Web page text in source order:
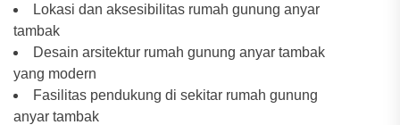
Lokasi dan aksesibilitas rumah gunung anyar
tambak
Desain arsitektur rumah gunung anyar tambak
yang modern
Fasilitas pendukung di sekitar rumah gunung
anyar tambak